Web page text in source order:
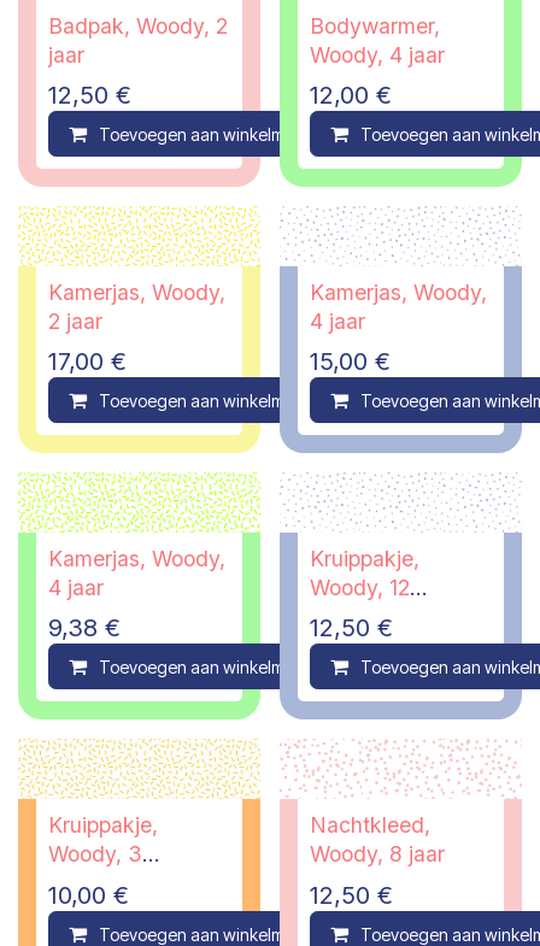
Badpak, Woody, 2
jaar
12,50 €
Toevoegen aan winkelmandje Compare
Bodywarmer,
Woody, 4 jaar
12,00 €
Toevoegen aan
Kamerjas, Woody,
2 jaar
17,00 €
Toevoegen aan winkelmandje Compare
Kamerjas, Woody,
4 jaar
15,00 €
Toevoegen aan
Kamerjas, Woody,
4 jaar
9,38 €
Toevoegen aan winkelmandje Compare
Kruippakje,
Woody, 12
maanden
12,50 €
Toevoegen aan
Kruippakje,
Woody, 3
maanden
10,00 €
Toevoegen aan winkelmandje Compare
Nachtkleed,
Woody, 8 jaar
12,50 €
Toevoegen aan